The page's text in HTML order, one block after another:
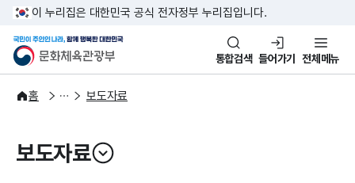
본문 바로가기
주메뉴 바로가기
이 누리집은 대한민국 공식 전자정부 누리집입니다.
문화체육관광부
국민이 주인인 나라, 함께 행복
통합검색 들어가기 전체메뉴
홈
알림·소식
보도·뉴스 보도자료
보도자료
열기